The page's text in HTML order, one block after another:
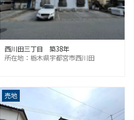
西川田三丁目 築38年
所在地：栃木県宇都宮市西川田
売地